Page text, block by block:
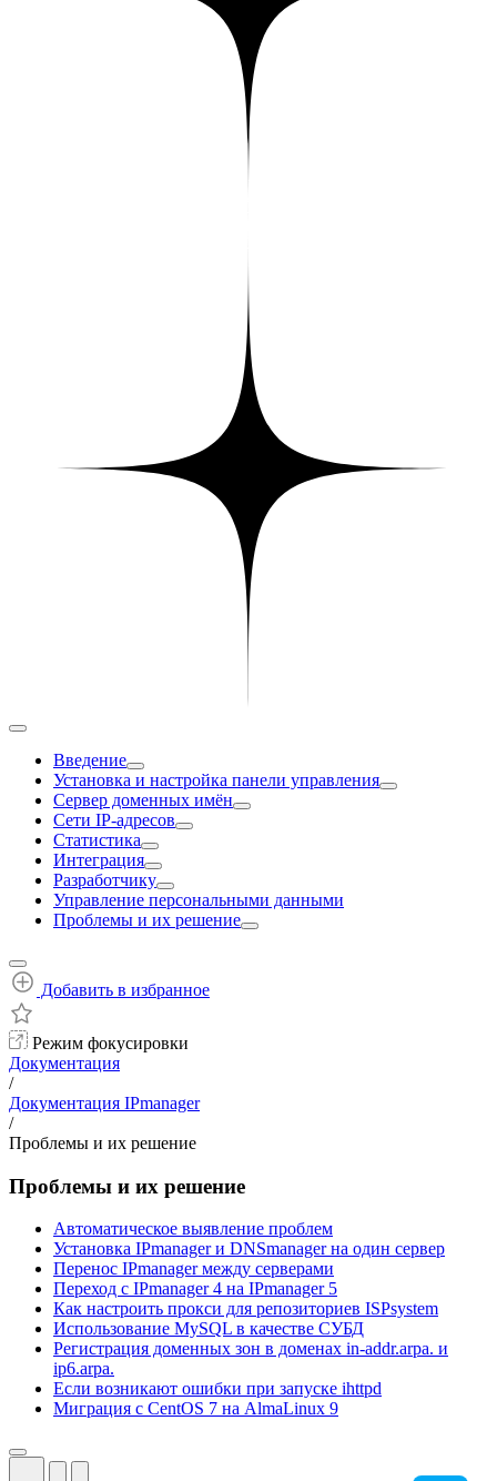
Введение
Установка и настройка панели управления
Сервер доменных имён
Сети IP-адресов
Статистика
Интеграция
Разработчику
Управление персональными данными
Проблемы и их решение
Добавить в избранное
Режим фокусировки
Документация
/
Документация IPmanager
/
Проблемы и их решение
Проблемы и их решение
Автоматическое выявление проблем
Установка IPmanager и DNSmanager на один сервер
Перенос IPmanager между серверами
Переход с IPmanager 4 на IPmanager 5
Как настроить прокси для репозиториев ISPsystem
Использование MySQL в качестве СУБД
Регистрация доменных зон в доменах in-addr.arpa. и
ip6.arpa.
Если возникают ошибки при запуске ihttpd
Миграция с CentOS 7 на AlmaLinux 9